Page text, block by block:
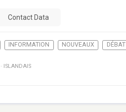
Contact Data
INFORMATION NOUVEAUX DÉBAT
· ISLANDAIS